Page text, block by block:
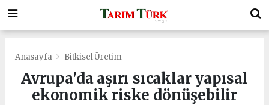
Anasayfa Bitkisel Üretim
Avrupa'da aşırı sıcaklar yapısal
ekonomik riske dönüşebilir